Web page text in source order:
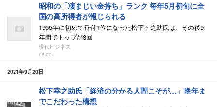
昭和の「凄まじい金持ち」ランク 毎年5月初旬に全
国の高所得者が報じられる
1955年に初めて番付1位になった松下幸之助氏は、その後9
年間でトップが8回
現代ビジネス
08:00
2021年9月20日
松下幸之助氏「経済の分かる人間こそが…」晩年ま
でこだわった構想